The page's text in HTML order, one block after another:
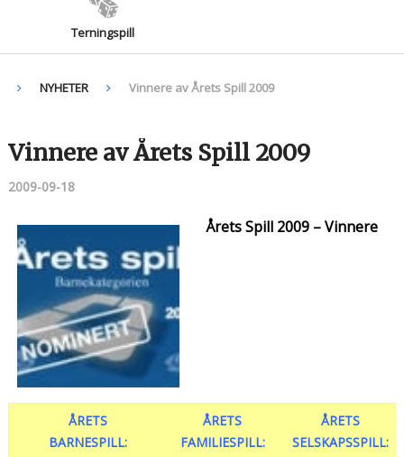
Terningspill
NYHETER Vinnere av Årets Spill 2009
Vinnere av Årets Spill 2009
2009-09-18
Årets Spill 2009 – Vinnere
ÅRETS
BARNESPILL:
ÅRETS
FAMILIESPILL:
ÅRETS
SELSKAPSSPILL: